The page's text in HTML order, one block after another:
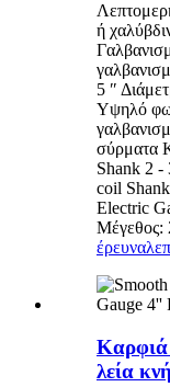
ή
5 ″
Υψηλό
σύρματα
Shank 2
coil
Electric
Μέγεθος:
έρευνα
Καρφιά
λεία